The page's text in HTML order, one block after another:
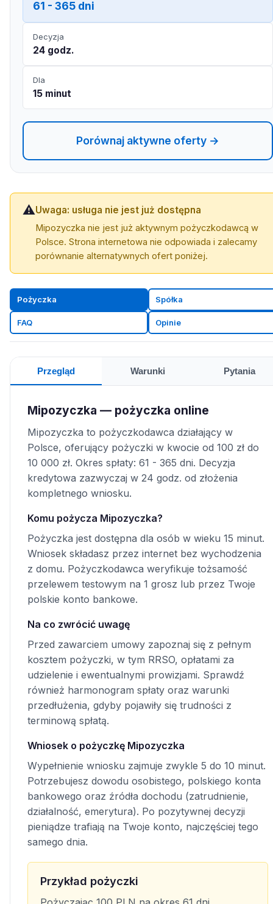
61 - 365 dni
Decyzja
24 godz.
Dla
15 minut
Porównaj aktywne oferty →
⚠️Uwaga: usługa nie jest już dostępna
Mipozyczka nie jest już aktywnym pożyczkodawcą w
Polsce. Strona internetowa nie odpowiada i zalecamy
porównanie alternatywnych ofert poniżej.
Pożyczka Spółka
FAQ Opinie
Przegląd Warunki Pytania
Mipozyczka — pożyczka online
Mipozyczka to pożyczkodawca działający w
Polsce, oferujący pożyczki w kwocie od 100 zł do
10 000 zł. Okres spłaty: 61 - 365 dni. Decyzja
kredytowa zazwyczaj w 24 godz. od złożenia
kompletnego wniosku.
Komu pożycza Mipozyczka?
Pożyczka jest dostępna dla osób w wieku 15 minut.
Wniosek składasz przez internet bez wychodzenia
z domu. Pożyczkodawca weryfikuje tożsamość
przelewem testowym na 1 grosz lub przez Twoje
polskie konto bankowe.
Na co zwrócić uwagę
Przed zawarciem umowy zapoznaj się z pełnym
kosztem pożyczki, w tym RRSO, opłatami za
udzielenie i ewentualnymi prowizjami. Sprawdź
również harmonogram spłaty oraz warunki
przedłużenia, gdyby pojawiły się trudności z
terminową spłatą.
Wniosek o pożyczkę Mipozyczka
Wypełnienie wniosku zajmuje zwykle 5 do 10 minut.
Potrzebujesz dowodu osobistego, polskiego konta
bankowego oraz źródła dochodu (zatrudnienie,
działalność, emerytura). Po pozytywnej decyzji
pieniądze trafiają na Twoje konto, najczęściej tego
samego dnia.
Przykład pożyczki